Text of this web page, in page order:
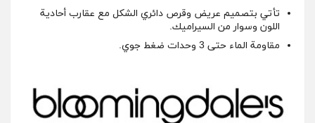
تأتي بتصميم عريض وقرص دائري الشكل مع عقارب أحادية
اللون وسوار من السيراميك.
مقاومة الماء حتى 3 وحدات ضغط جوي.